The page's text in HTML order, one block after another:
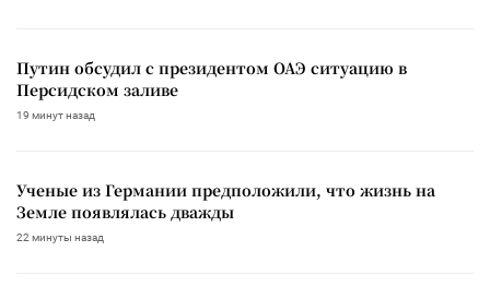
Путин обсудил с президентом ОАЭ ситуацию в
Персидском заливе
19 минут назад
Ученые из Германии предположили, что жизнь на
Земле появлялась дважды
22 минуты назад